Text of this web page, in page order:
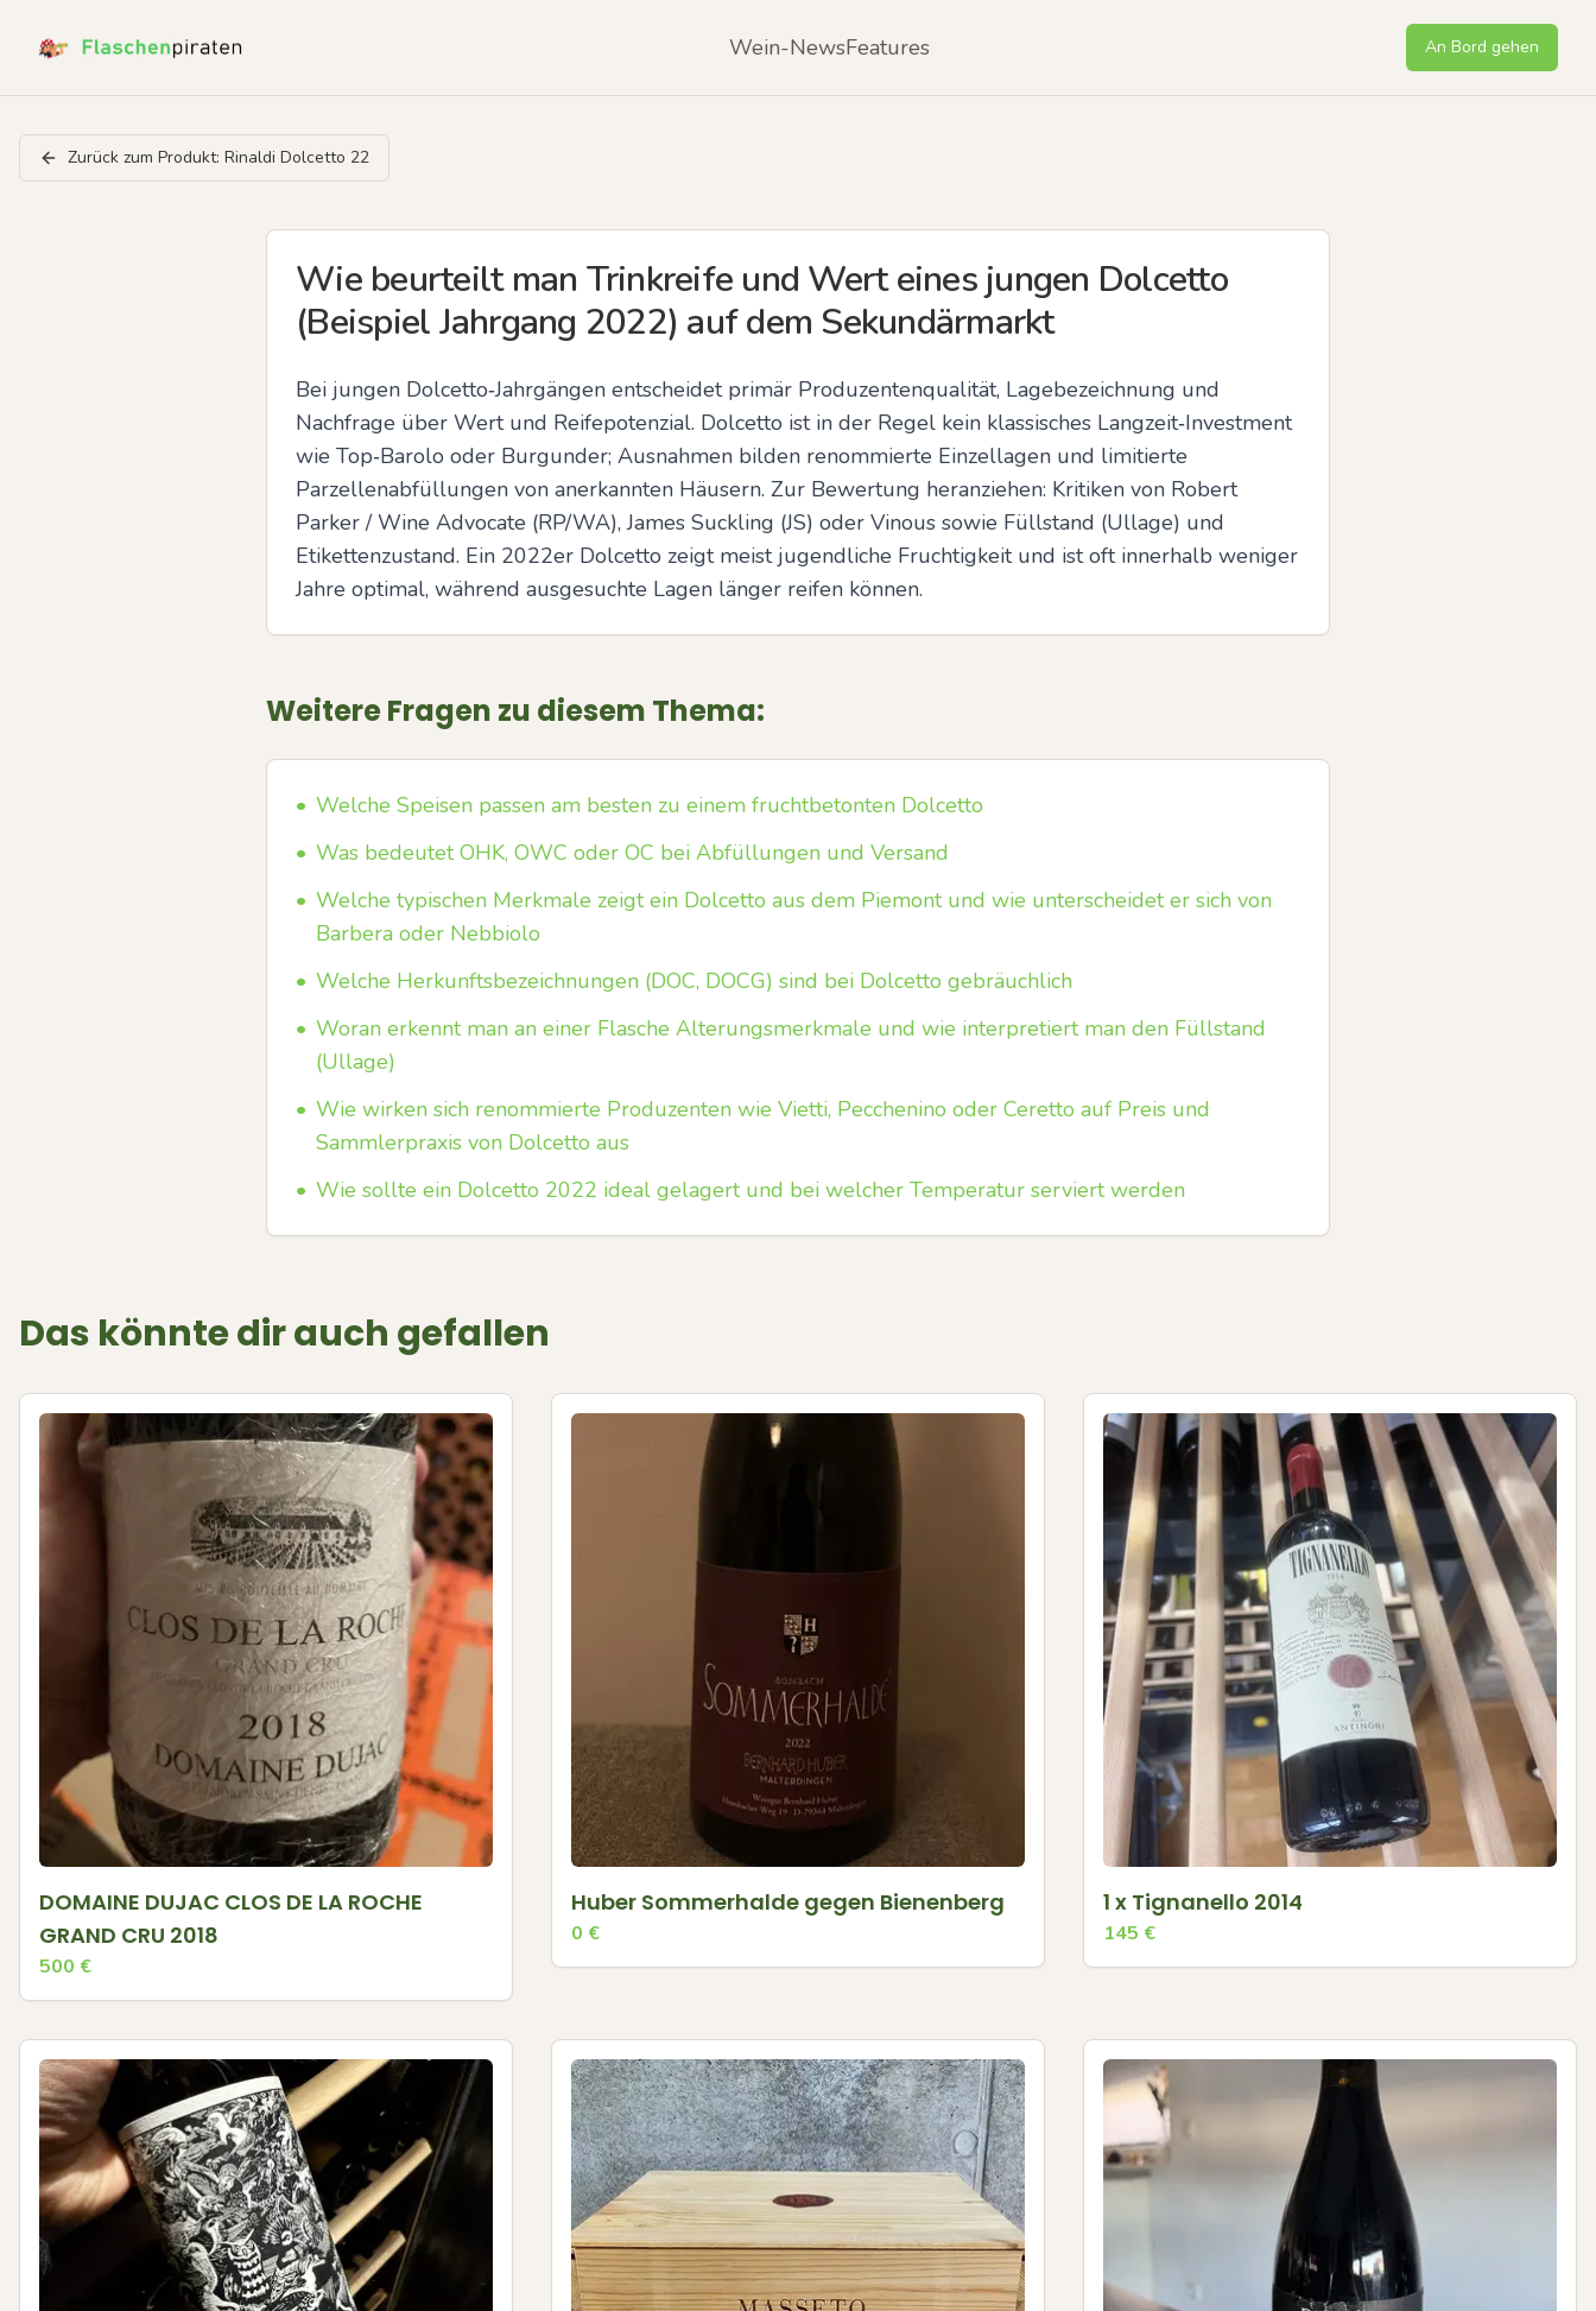
Wein-NewsFeatures An Bord gehen
Zurück zum Produkt: Rinaldi Dolcetto 22
Wie beurteilt man Trinkreife und Wert eines jungen Dolcetto
(Beispiel Jahrgang 2022) auf dem Sekundärmarkt
Bei jungen Dolcetto‑Jahrgängen entscheidet primär Produzentenqualität, Lagebezeichnung und
Nachfrage über Wert und Reifepotenzial. Dolcetto ist in der Regel kein klassisches Langzeit‑Investment
wie Top‑Barolo oder Burgunder; Ausnahmen bilden renommierte Einzellagen und limitierte
Parzellenabfüllungen von anerkannten Häusern. Zur Bewertung heranziehen: Kritiken von Robert
Parker / Wine Advocate (RP/WA), James Suckling (JS) oder Vinous sowie Füllstand (Ullage) und
Etikettenzustand. Ein 2022er Dolcetto zeigt meist jugendliche Fruchtigkeit und ist oft innerhalb weniger
Jahre optimal, während ausgesuchte Lagen länger reifen können.
Weitere Fragen zu diesem Thema:
• Welche Speisen passen am besten zu einem fruchtbetonten Dolcetto
• Was bedeutet OHK, OWC oder OC bei Abfüllungen und Versand
• Welche typischen Merkmale zeigt ein Dolcetto aus dem Piemont und wie unterscheidet er sich von
Barbera oder Nebbiolo
• Welche Herkunftsbezeichnungen (DOC, DOCG) sind bei Dolcetto gebräuchlich
• Woran erkennt man an einer Flasche Alterungsmerkmale und wie interpretiert man den Füllstand
(Ullage)
• Wie wirken sich renommierte Produzenten wie Vietti, Pecchenino oder Ceretto auf Preis und
Sammlerpraxis von Dolcetto aus
• Wie sollte ein Dolcetto 2022 ideal gelagert und bei welcher Temperatur serviert werden
Das könnte dir auch gefallen
DOMAINE DUJAC CLOS DE LA ROCHE
GRAND CRU 2018
500 €
Huber Sommerhalde gegen Bienenberg
0 €
1 x Tignanello 2014
145 €